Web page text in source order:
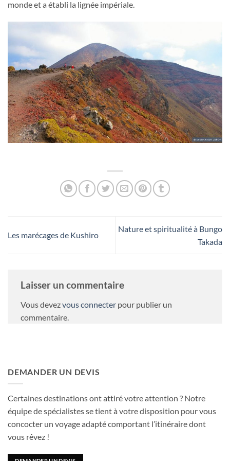
monde et a établi la lignée impériale.
Les marécages de Kushiro
Nature et spiritualité à Bungo
Takada
Laisser un commentaire
Vous devezvous connecter pour publier un
commentaire.
DEMANDER UN DEVIS
Certaines destinations ont attiré votre attention ? Notre
équipe de spécialistes se tient à votre disposition pour vous
concocter un voyage adapté comportant l’itinéraire dont
vous rêvez !